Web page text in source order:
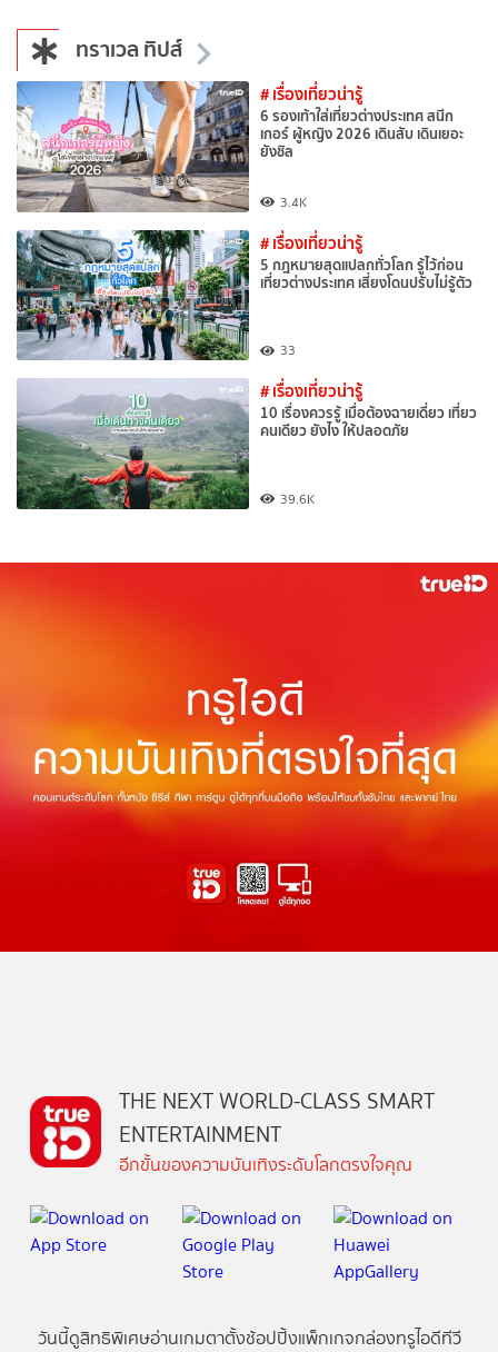
ทราเวล ทิปส์
# เรื่องเที่ยวน่ารู้
6 รองเท้าใส่เที่ยวต่างประเทศ สนีก
เกอร์ ผู้หญิง 2026 เดินสับ เดินเยอะ
ยังชิล
3.4K
# เรื่องเที่ยวน่ารู้
5 กฎหมายสุดแปลกทั่วโลก รู้ไว้ก่อน
เที่ยวต่างประเทศ เสี่ยงโดนปรับไม่รู้ตัว
33
# เรื่องเที่ยวน่ารู้
10 เรื่องควรรู้ เมื่อต้องฉายเดี่ยว เที่ยว
คนเดียว ยังไง ให้ปลอดภัย
39.6K
THE NEXT WORLD-CLASS SMART
ENTERTAINMENT
อีกขั้นของความบันเทิงระดับโลกตรงใจคุณ
วันนี้ดูสิทธิพิเศษอ่านเกมตาตั้งช้อปปิ้งแพ็กเกจกล่องทรูไอดีทีวี